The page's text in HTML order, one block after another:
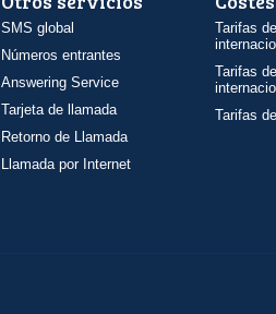
SMS global
Números entrantes
Answering Service
Tarjeta de llamada
Retorno de Llamada
Llamada por Internet
Tarifas
Tarifas
Tarifas